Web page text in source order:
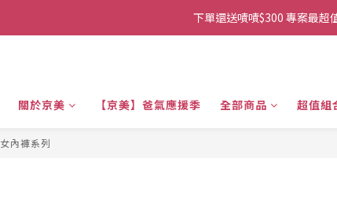
👉首次加入官方line送$200
下單還送嘖嘖$300 專案最超
關於京美 【京美】爸氣應援季 全部商品 超值組
女內褲系列